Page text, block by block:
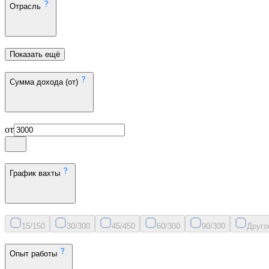
Отрасль
Показать ещё
Сумма дохода (от)
от
График вахты
15/150 30/300 45/450 60/300 90/300
Опыт работы